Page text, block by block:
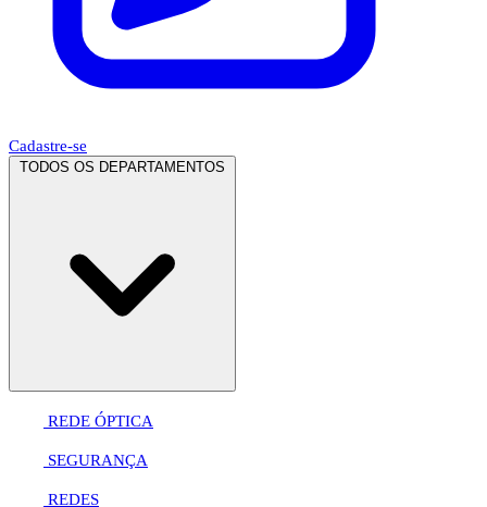
Cadastre-se
TODOS OS DEPARTAMENTOS
REDE ÓPTICA
SEGURANÇA
REDES